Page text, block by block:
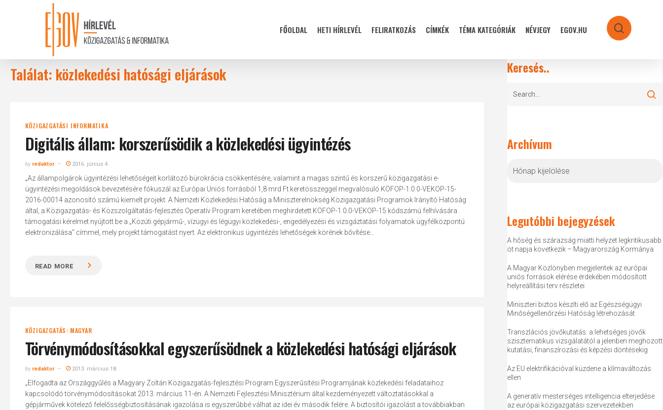
FŐOLDAL HETI HÍRLEVÉL FELIRATKOZÁS CÍMKÉK TÉMA KATEGÓRIÁK NÉVJEGY EGOV.HU search
Találat: közlekedési hatósági eljárások
KÖZIGAZGATÁSI INFORMATIKA
Digitális állam: korszerűsödik a közlekedési ügyintézés
by redaktor 2016. június 4.
„Az állampolgárok ügyintézési lehetőségeit korlátozó bürokrácia csökkentésére, valamint a magas szintű és korszerű közigazgatási e-
ügyintézési megoldások bevezetésére fókuszál az Európai Uniós forrásból 1,8 mrd Ft keretösszeggel megvalósuló KÖFOP-1.0.0-VEKOP-15-
2016-00014 azonosító számú kiemelt projekt. A Nemzeti Közlekedési Hatóság a Miniszterelnökség Közigazgatási Programok Irányító Hatóság
által, a Közigazgatás- és Közszolgáltatás-fejlesztés Operatív Program keretében meghirdetett KÖFOP-1.0.0-VEKOP-15 kódszámú felhívására
támogatási kérelmet nyújtott be a „Közúti gépjármű-, vízügyi és légügyi közlekedési-, engedélyezési és vizsgáztatási folyamatok ügyfélközpontú
elektronizálása" címmel, mely projekt támogatást nyert. Az elektronikus ügyintézés lehetőségek körének bővítése...
READ MORE
KÖZIGAZGATÁS: MAGYAR
Törvénymódosításokkal egyszerűsödnek a közlekedési hatósági eljárások
by redaktor 2013. március 18.
„Elfogadta az Országgyűlés a Magyary Zoltán Közigazgatás-fejlesztési Program Egyszerűsítési Programjának közlekedési feladataihoz
kapcsolódó törvénymódosításokat 2013. március 11-én. A Nemzeti Fejlesztési Minisztérium által kezdeményezett változtatásokkal a
gépjárművek kötelező felelősségbiztosításának igazolása is egyszerűbbé válhat az idei év második felére. A biztosítói igazolást a továbbiakban
Keresés..
Archívum
Legutóbbi bejegyzések
A hőség és szárazság miatti helyzet legkritikusabb
öt napja következik – Magyarország Kormánya
A Magyar Közlönyben megjelentek az európai
uniós források elérése érdekében módosított
helyreállítási terv részletei
Miniszteri biztos készíti elő az Egészségügyi
Minőségellenőrzési Hatóság létrehozását
Transzlációs jövőkutatás: a lehetséges jövők
szisztematikus vizsgálatától a jelenben meghozott
kutatási, finanszírozási és képzési döntésekig
Az EU elektrifikációval küzdene a klímaváltozás
ellen
A generatív mesterséges intelligencia elterjedése
az európai közigazgatási szervezetekben